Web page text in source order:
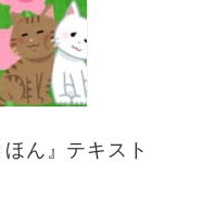
ん』テキスト